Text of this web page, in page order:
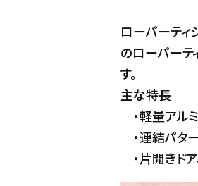
ローパーティ
のローパーテ
す。
主な特長
・軽量アル
・連結パタ
・片開きド